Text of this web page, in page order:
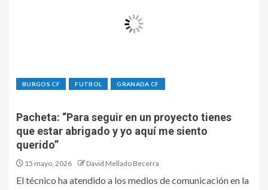
BURGOS CF FUTBOL GRANADA CF
Pacheta: “Para seguir en un proyecto tienes
que estar abrigado y yo aquí me siento
querido”
15 mayo, 2026 David Mellado Becerra
El técnico ha atendido a los medios de comunicación en la